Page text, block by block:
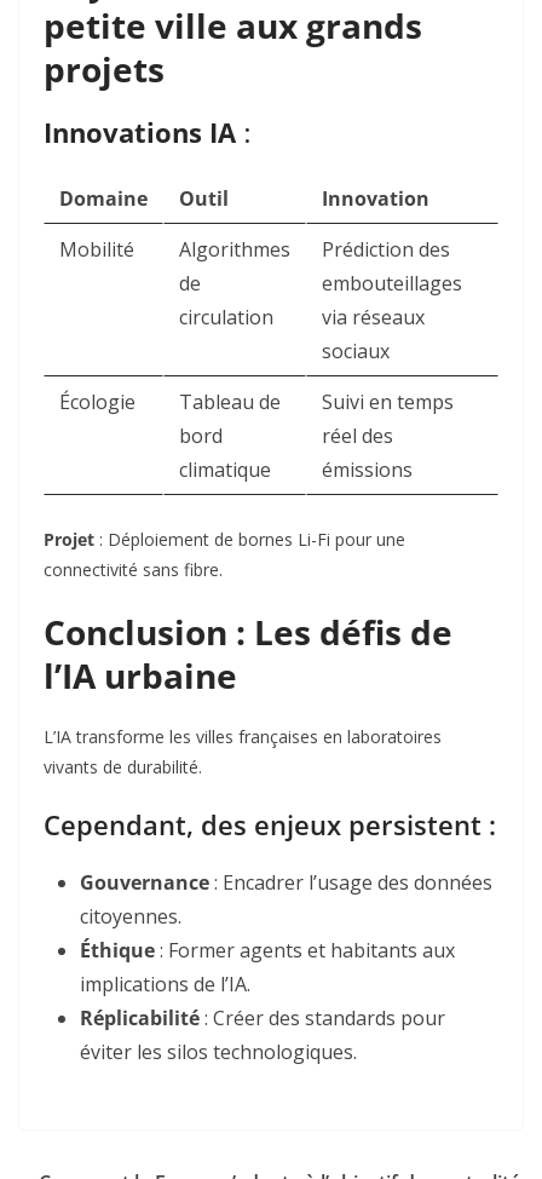
petite ville aux grands
projets
Innovations IA :
Domaine Outil
Innovation
Mobilité
Algorithmes
de
circulation
Prédiction des
embouteillages
via réseaux
sociaux
Écologie
Tableau de
bord
climatique
Suivi en temps
réel des
émissions
Projet : Déploiement de bornes Li-Fi pour une
connectivité sans fibre.
Conclusion : Les défis de
l’IA urbaine
L’IA transforme les villes françaises en laboratoires
vivants de durabilité.
Cependant, des enjeux persistent :
Gouvernance: Encadrer l’usage des données
citoyennes.
Éthique: Former agents et habitants aux
implications de l’IA.
Réplicabilité: Créer des standards pour
éviter les silos technologiques.